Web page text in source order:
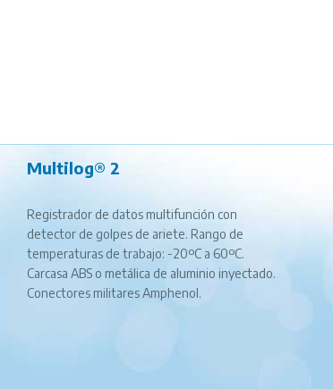
Multilog® 2
Registrador de datos multifunción con
detector de golpes de ariete. Rango de
temperaturas de trabajo: -20ºC a 60ºC.
Carcasa ABS o metálica de aluminio inyectado.
Conectores militares Amphenol.